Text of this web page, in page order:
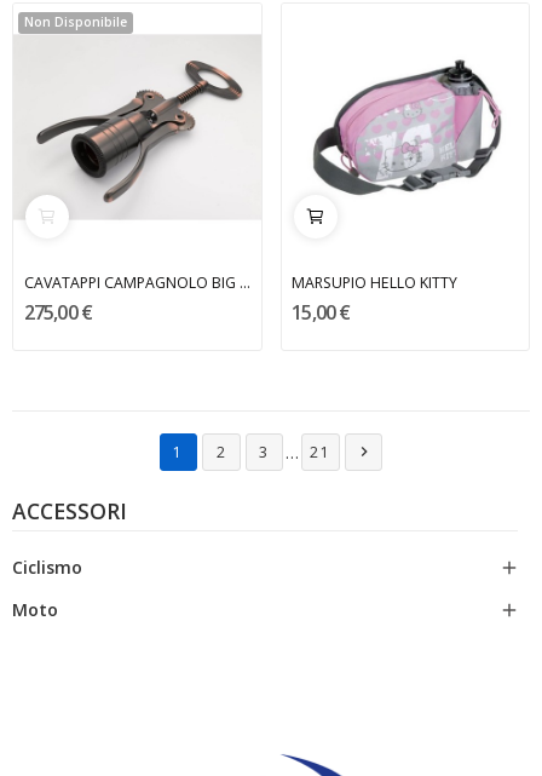
ACCESSORI
Ciclismo 
Moto 
Non Disponibile
CAVATAPPI CAMPAGNOLO BIG BRONZATO
275,00 €
MARSUPIO HELLO KITTY
15,00 €
1 2 3 … 21 